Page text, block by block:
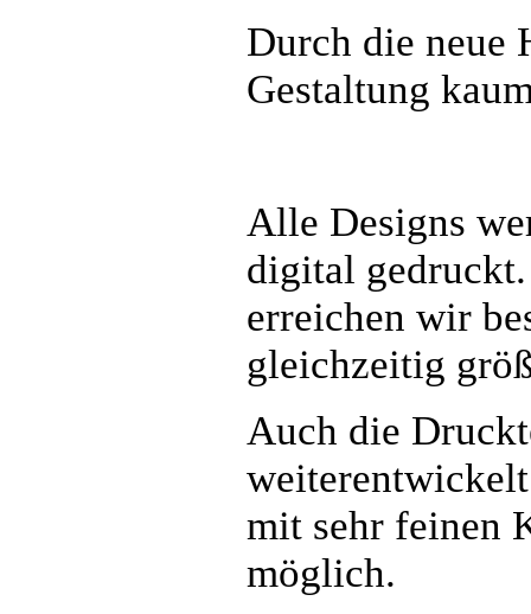
Durch die neue
Gestaltung
Alle Designs
digital
erreichen wir
gleichzeitig
Auch die
mit sehr feinen
möglich.